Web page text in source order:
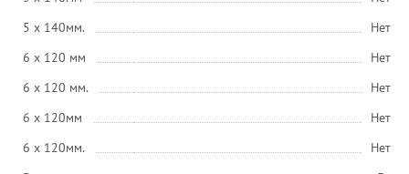
5 x 140мм.
Нет
6 x 120 мм
Нет
6 x 120 мм.
Нет
6 x 120мм
Нет
6 x 120мм.
Нет